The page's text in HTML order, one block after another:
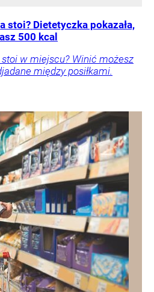
stoi? Dietetyczka pokazała,
500 kcal
w miejscu? Winić możesz
między posiłkami.